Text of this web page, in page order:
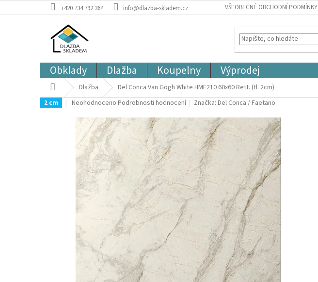
na
+420 734 792 364 info@dlazba-skladem.cz VŠEOBECNÉ OBCHODNÍ PODMÍNKY
Obklady Dlažba Koupelny Výprodej
Domů Dlažba Del Conca Van Gogh White HME210 60x60 Rett. (tl. 2cm)
2 cm
Průměrné
produktu
je
hvězdiček.
Neohodnoceno Podrobnosti hodnocení Značka:Del Conca / Faetano